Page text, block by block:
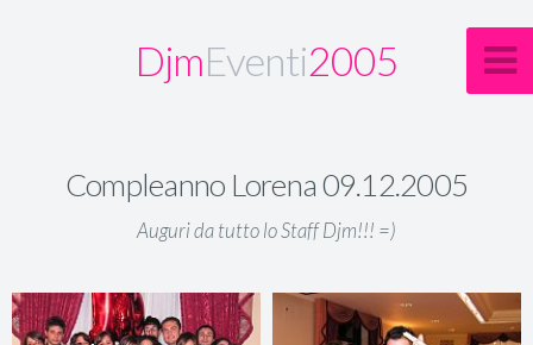
DjmEventi2005
Compleanno Lorena 09.12.2005
Auguri da tutto lo Staff Djm!!! =)